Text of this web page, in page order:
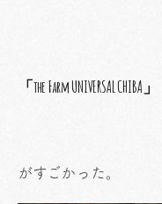
「the Farm UNIVERSAL CHIBA」
がすごかった。